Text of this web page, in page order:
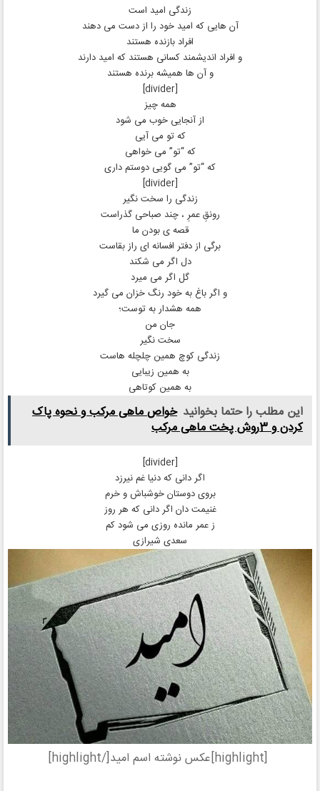
زندگی امید است
آن هایی که امید خود را از دست می دهند
افراد بازنده هستند
و افراد اندیشمند کسانی هستند که امید دارند
و آن ها همیشه برنده هستند
[divider]
همه چیز
از آنجایی خوب می شود
که تو می آیی
که “تو” می خواهی
که “تو” می گویی دوستم داری
[divider]
زندگی را ﺳﺨﺖ ﻧﮕﯿﺮ
ﺭﻭﻧﻖِ ﻋﻤﺮِ ، ﭼﻨﺪ ﺻﺒﺎﺣﯽ ﮔﺬﺭﺍﺳﺖ
ﻗﺼﻪ ﯼ ﺑﻮﺩﻥ ﻣﺎ
ﺑﺮﮔﯽ ﺍﺯ ﺩﻓﺘﺮ ﺍﻓﺴﺎﻧﻪ ﺍﯼ ﺭﺍﺯ ﺑﻘﺎﺳﺖ
ﺩﻝ ﺍﮔﺮ ﻣﯽ ﺷﮑﻨﺪ
ﮔﻞ ﺍﮔﺮ ﻣﯽ ﻣﯿﺮﺩ
ﻭ ﺍﮔﺮ ﺑﺎﻍ ﺑﻪ ﺧﻮﺩ ﺭﻧﮓ ﺧﺰﺍﻥ می گیرد
ﻫﻤﻪ ﻫﺸﺪﺍﺭ ﺑﻪ ﺗﻮﺳﺖ؛
ﺟﺎﻥ ﻣﻦ
ﺳﺨﺖ ﻧﮕﯿﺮ
ﺯﻧﺪﮔﯽ ﮐﻮﭺ ﻫﻤﯿﻦ ﭼﻠﭽﻠﻪ ﻫﺎﺳﺖ
ﺑﻪ ﻫﻤﯿﻦ ﺯﯾﺒﺎﯾﯽ
ﺑﻪ ﻫﻤﯿﻦ ﮐﻮﺗﺎﻫﯽ
این مطلب را حتما بخوانید خواص ماهی مرکب و نحوه پاک
کردن و 3روش پخت ماهی مرکب
[divider]
اگر دانی که دنیا غم نیرزد
بروی دوستان خوشباش و خرم
غنیمت دان اگر دانی که هر روز
ز عمر مانده روزی می شود کم
سعدی شیرازی
[highlight]عکس نوشته اسم امید[/highlight]